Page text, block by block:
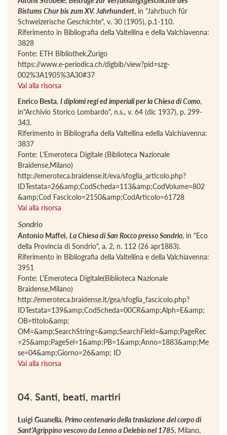
Bistums Chur bis zum XV. Jahrhundert, in "Jahrbuch für
Schweizerische Geschichte", v. 30 (1905), p.1-110.
Riferimento in Bibliografia della Valtellina e della Valchiavenna:
3828
Fonte: ETH Bibliothek,Zurigo
https://www.e-periodica.ch/digbib/view?pid=szg-
002%3A1905%3A30#37
Vai alla risorsa
Enrico Besta, I diplomi regi ed imperiali per la Chiesa di Como,
in"Archivio Storico Lombardo", n.s., v. 64 (dic 1937), p. 299-
343.
Riferimento in Bibliografia della Valtellina edella Valchiavenna:
3837
Fonte: L'Emeroteca Digitale (Biblioteca Nazionale
Braidense,Milano)
http://emeroteca.braidense.it/eva/sfoglia_articolo.php?
IDTestata=26&amp;CodScheda=113&amp;CodVolume=802
&amp;Cod Fascicolo=2150&amp;CodArticolo=61728
Vai alla risorsa
Sondrio
Antonio Maffei, La Chiesa di San Rocco presso Sondrio, in "Eco
della Provincia di Sondrio", a. 2, n. 112 (26 apr1883).
Riferimento in Bibliografia della Valtellina e della Valchiavenna:
3951
Fonte: L'Emeroteca Digitale(Biblioteca Nazionale
Braidense,Milano)
http://emeroteca.braidense.it/gea/sfoglia_fascicolo.php?
IDTestata=139&amp;CodScheda=00CR&amp;Alph=E&amp;
OB=titolo&amp;
OM=&amp;SearchString=&amp;SearchField=&amp;PageRec
=25&amp;PageSel=1&amp;PB=1&amp;Anno=1883&amp;Me
se=04&amp;Giorno=26&amp; ID
Vai alla risorsa
04. Santi, beati, martiri
Luigi Guanella, Primo centenario della traslazione del corpo di
Sant'Agrippino vescovo da Lenno a Delebio nel 1785, Milano,